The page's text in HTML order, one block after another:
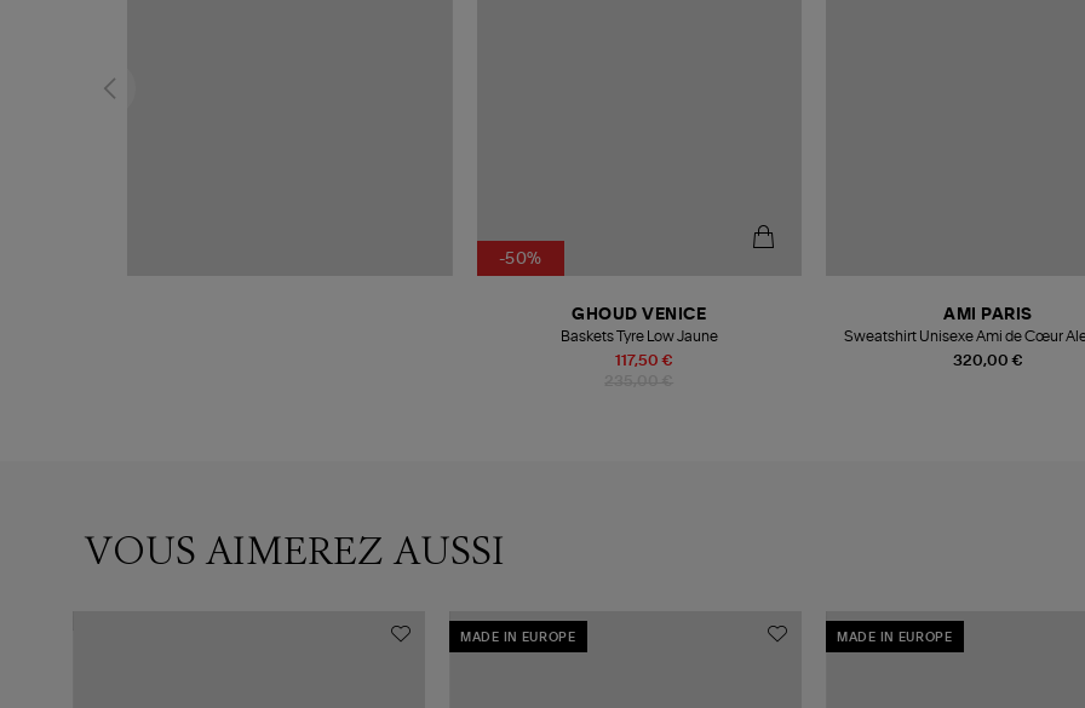
-50%
117,50 €
GHOUD VENICE
Baskets Tyre Low Jaune
320,00 €
AMI PARIS
Sweatshirt Unisexe Ami de Cœur
Matiussi
VOUS AIMEREZ AUSSI
MADE IN EUROPE MADE IN EUROPE